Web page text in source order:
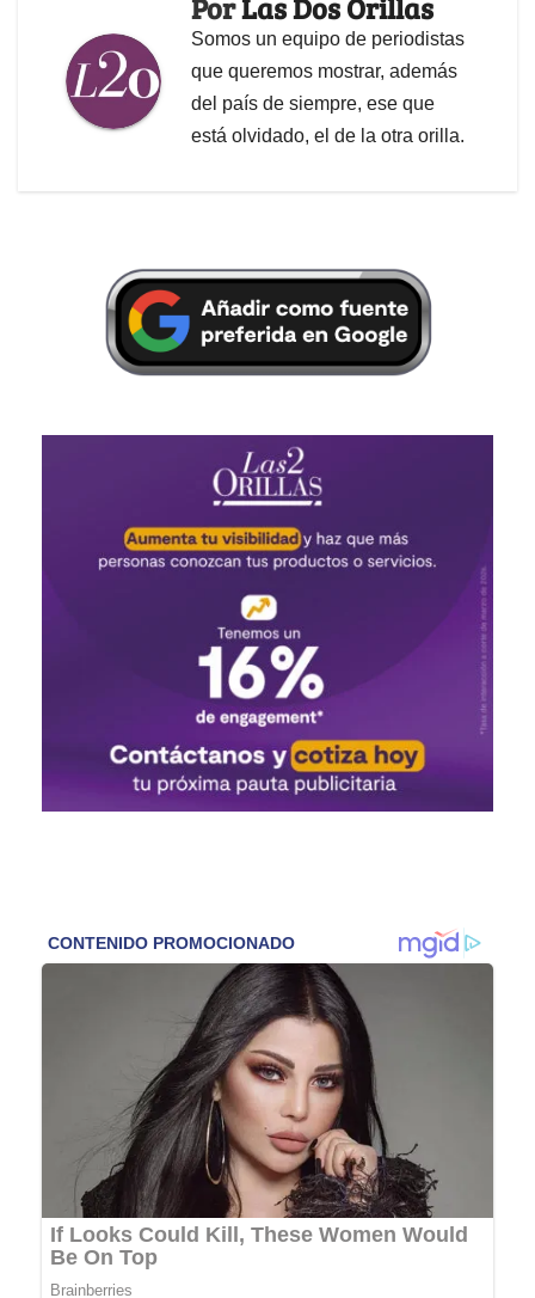
PorLas Dos Orillas
Somos un equipo de periodistas
que queremos mostrar, además
del país de siempre, ese que
está olvidado, el de la otra orilla.